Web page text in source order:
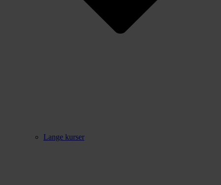
Lange kurser